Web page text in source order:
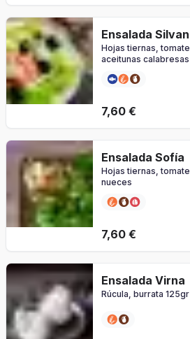
Ensalada
Hojas tiernas,
aceitunas calabresas
7,60 €
Ensalada Sofía
Hojas tiernas,
nueces
7,60 €
Ensalada Virna
Rúcula,